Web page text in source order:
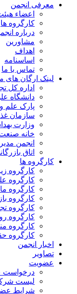
معرفی انجمن
اعضاء
کارگروه ها
درباره
مشاورین
اهداف
اساسنامه
تماس با ما
لینک ارگان های
اداره کل
دانشگاه
پارک علم
سازمان
وزارت
خانه
انجمن
اتاق
کارگروه ها
کارگروه
کارگروه
کارگروه
کارگروه
کارگروه
کارگروه
کارگروه
کارگروه
اخبار انجمن
تصاویر
عضویت
درخواست
لیست
شرایط